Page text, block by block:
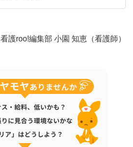
看護roo!編集部 小園 知恵（看護師）